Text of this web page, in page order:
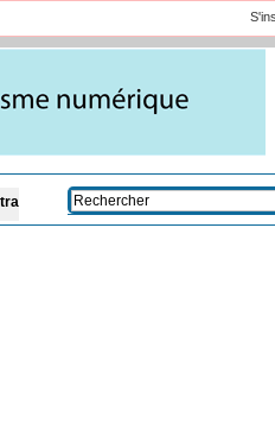
Aminata Touré : Diomaye est